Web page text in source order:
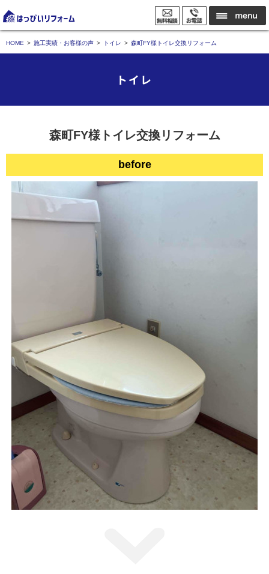
HOME 施工実績・お客様の声 トイレ 森町FY様トイレ交換リフォーム
トイレ
森町FY様トイレ交換リフォーム
before